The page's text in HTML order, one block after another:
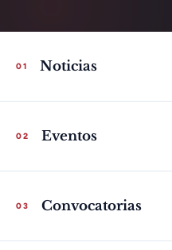
01 Noticias
02 Eventos
03 Convocatorias